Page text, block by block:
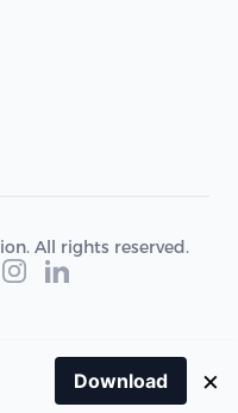
All rights reserved.
Download ×